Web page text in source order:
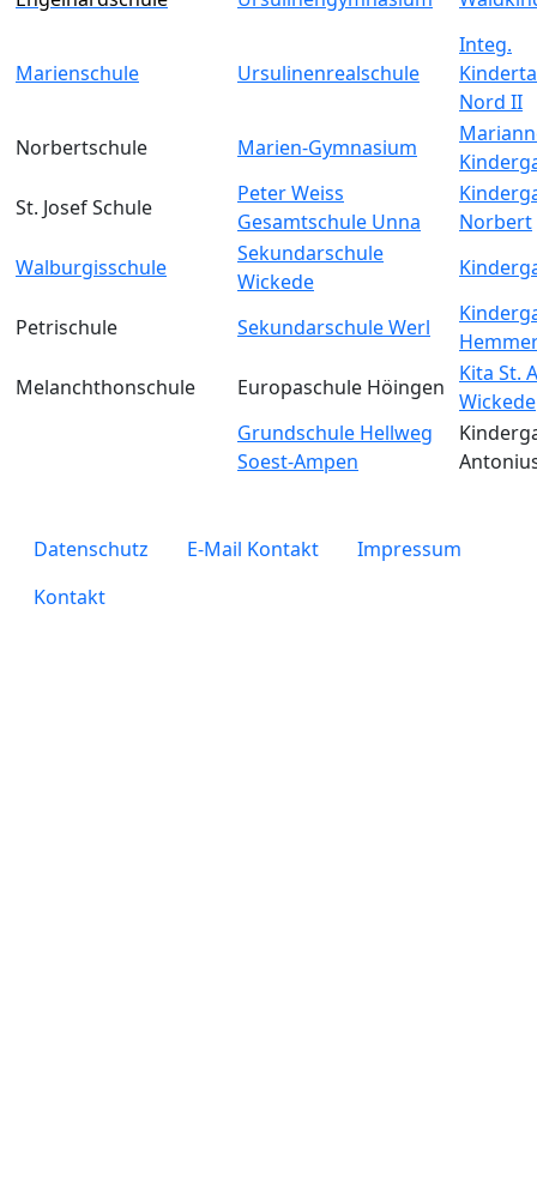
Marienschule Ursulinenrealschule
Integ.
Nord II
Norbertschule
Marien-Gymnasium
St. Josef Schule
Peter Weiss
Gesamtschule Unna
Norbert
Walburgisschule
Sekundarschule
Wickede
Petrischule Sekundarschule Werl
Melanchthonschule
Europaschule Höingen
Kita St.
Wickede
Grundschule Hellweg
Soest-Ampen
legals
Datenschutz E-Mail Kontakt
Impressum
Kontakt